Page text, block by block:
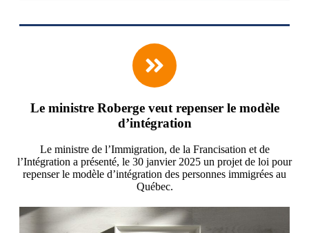
Le ministre Roberge veut repenser le modèle
d’intégration
Le ministre de l’Immigration, de la Francisation et de
l’Intégration a présenté, le 30 janvier 2025 un projet de loi pour
repenser le modèle d’intégration des personnes immigrées au
Québec.